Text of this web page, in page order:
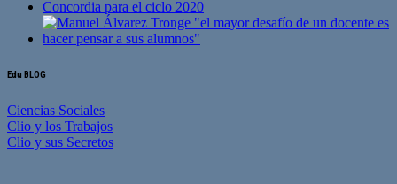
Edu BLOG
Ciencias Sociales
Clio y los Trabajos
Clio y sus Secretos